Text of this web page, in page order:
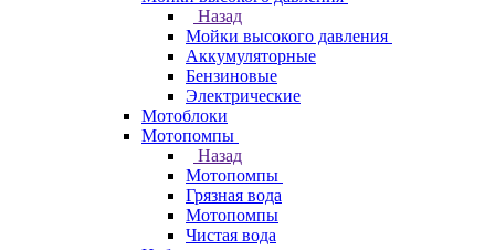
Назад
Мойки высокого давления
Аккумуляторные
Бензиновые
Электрические
Мотоблоки
Мотопомпы
Назад
Мотопомпы
Грязная вода
Мотопомпы
Чистая вода